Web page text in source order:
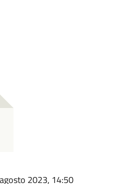
2023, 14:50